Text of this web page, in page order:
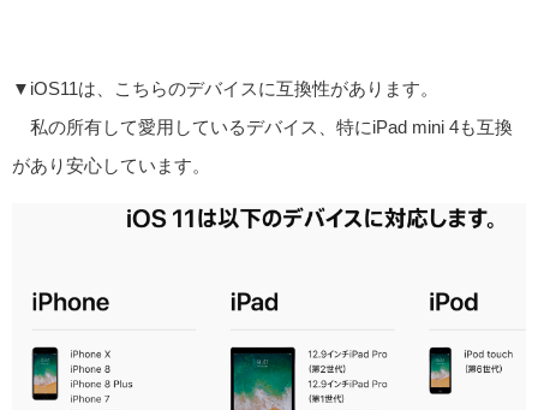
▼iOS11は、こちらのデバイスに互換性があります。
私の所有して愛用しているデバイス、特にiPad mini 4も互換
があり安心しています。